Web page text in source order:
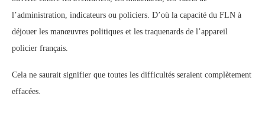
l’administration, indicateurs ou policiers. D’où la capacité du FLN à
déjouer les manœuvres politiques et les traquenards de l’appareil
policier français.
Cela ne saurait signifier que toutes les difficultés seraient complètement
effacées.